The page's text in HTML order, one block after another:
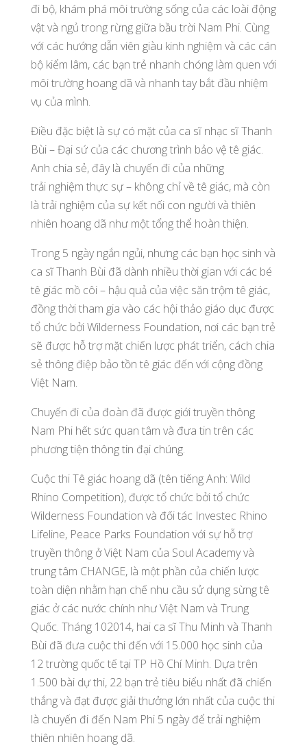
đi bộ, khám phá môi trường sống của các loài động
vật và ngủ trong rừng giữa bầu trời Nam Phi. Cùng
với các hướng dẫn viên giàu kinh nghiệm và các cán
bộ kiểm lâm, các bạn trẻ nhanh chóng làm quen với
môi trường hoang dã và nhanh tay bắt đầu nhiệm
vụ của mình.
Điều đặc biệt là sự có mặt của ca sĩ nhạc sĩ Thanh
Bùi – Đại sứ của các chương trình bảo vệ tê giác.
Anh chia sẻ, đây là chuyến đi của những
trải nghiệm thực sự – không chỉ về tê giác, mà còn
là trải nghiệm của sự kết nối con người và thiên
nhiên hoang dã như một tổng thể hoàn thiện.
Trong 5 ngày ngắn ngủi, nhưng các bạn học sinh và
ca sĩ Thanh Bùi đã dành nhiều thời gian với các bé
tê giác mồ côi – hậu quả của việc săn trộm tê giác,
đồng thời tham gia vào các hội thảo giáo dục được
tổ chức bởi Wilderness Foundation, nơi các bạn trẻ
sẽ được hỗ trợ mặt chiến lược phát triển, cách chia
sẻ thông điệp bảo tồn tê giác đến với cộng đồng
Việt Nam.
Chuyến đi của đoàn đã được giới truyền thông
Nam Phi hết sức quan tâm và đưa tin trên các
phương tiện thông tin đại chúng.
Cuộc thi Tê giác hoang dã (tên tiếng Anh: Wild
Rhino Competition), được tổ chức bởi tổ chức
Wilderness Foundation và đối tác Investec Rhino
Lifeline, Peace Parks Foundation với sự hỗ trợ
truyền thông ở Việt Nam của Soul Academy và
trung tâm CHANGE, là một phần của chiến lược
toàn diện nhằm hạn chế nhu cầu sử dụng sừng tê
giác ở các nước chính như Việt Nam và Trung
Quốc. Tháng 102014, hai ca sĩ Thu Minh và Thanh
Bùi đã đưa cuộc thi đến với 15.000 học sinh của
12 trường quốc tế tại TP Hồ Chí Minh. Dựa trên
1.500 bài dự thi, 22 bạn trẻ tiêu biểu nhất đã chiến
thắng và đạt được giải thưởng lớn nhất của cuộc thi
là chuyến đi đến Nam Phi 5 ngày để trải nghiệm
thiên nhiên hoang dã.